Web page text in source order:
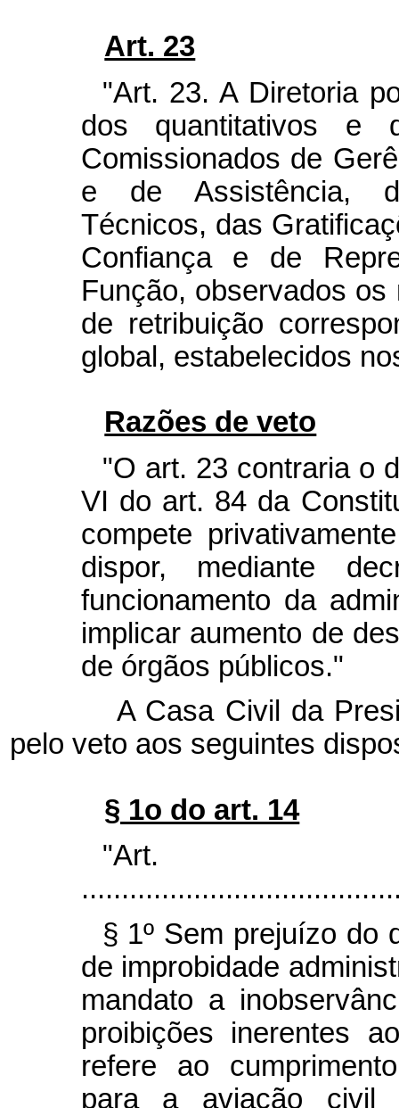
Art. 23
"Art. 23. A Diretoria
dos quantitativos e
Comissionados de
e de Assistência,
Técnicos, das
Confiança e de
Função, observados
de retribuição
global, estabelecidos
Razões de veto
"O art. 23 contraria o
VI do art. 84 da
compete
dispor, mediante
funcionamento da
implicar aumento de
de órgãos públicos."
A Casa Civil da
pelo veto aos seguintes
§ 1o do art. 14
§ 1º Sem prejuízo do
de improbidade
mandato a
proibições inerentes
refere ao
para a aviação civil